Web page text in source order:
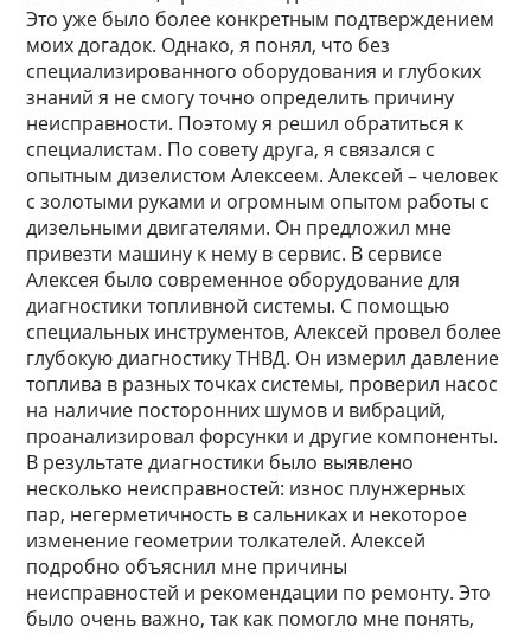
Это уже было более конкретным подтверждением
моих догадок. Однако, я понял, что без
специализированного оборудования и глубоких
знаний я не смогу точно определить причину
неисправности. Поэтому я решил обратиться к
специалистам. По совету друга, я связался с
опытным дизелистом Алексеем. Алексей – человек
с золотыми руками и огромным опытом работы с
дизельными двигателями. Он предложил мне
привезти машину к нему в сервис. В сервисе
Алексея было современное оборудование для
диагностики топливной системы. С помощью
специальных инструментов, Алексей провел более
глубокую диагностику ТНВД. Он измерил давление
топлива в разных точках системы, проверил насос
на наличие посторонних шумов и вибраций,
проанализировал форсунки и другие компоненты.
В результате диагностики было выявлено
несколько неисправностей: износ плунжерных
пар, негерметичность в сальниках и некоторое
изменение геометрии толкателей. Алексей
подробно объяснил мне причины
неисправностей и рекомендации по ремонту. Это
было очень важно, так как помогло мне понять,